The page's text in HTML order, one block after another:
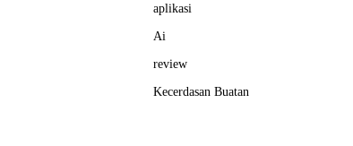
aplikasi
Ai
review
Kecerdasan Buatan